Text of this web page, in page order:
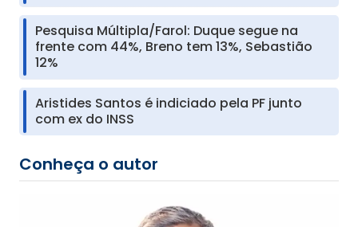
Pesquisa Múltipla/Farol: Duque segue na
frente com 44%, Breno tem 13%, Sebastião
12%
Aristides Santos é indiciado pela PF junto
com ex do INSS
Conheça o autor